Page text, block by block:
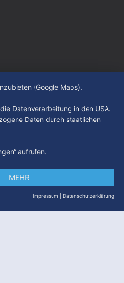
(Google Maps).
Datenverarbeitung in den USA.
Daten durch staatlichen
aufrufen.
MEHR
Impressum Datenschutzerklärung